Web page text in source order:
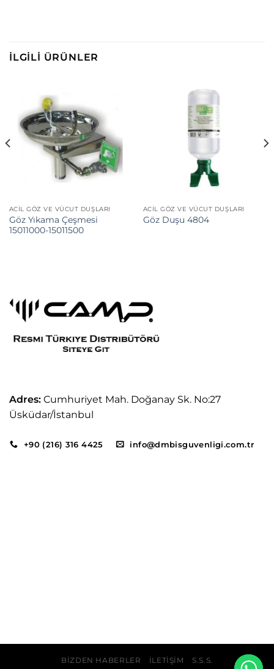
İLGILI ÜRÜNLER
ACIL GÖZ VE VÜCUT DUŞLARI
Göz Yıkama Çeşmesi
15011000-15011500
ACIL GÖZ VE VÜCUT DUŞLARI
Göz Duşu 4804
Adres: Cumhuriyet Mah. Doğanay Sk. No:27
Üsküdar/İstanbul
+90 (216) 316 4425 info@dmbisguvenligi.com.tr
BIZDEN HABERLER İLETIŞIM S.S.S.